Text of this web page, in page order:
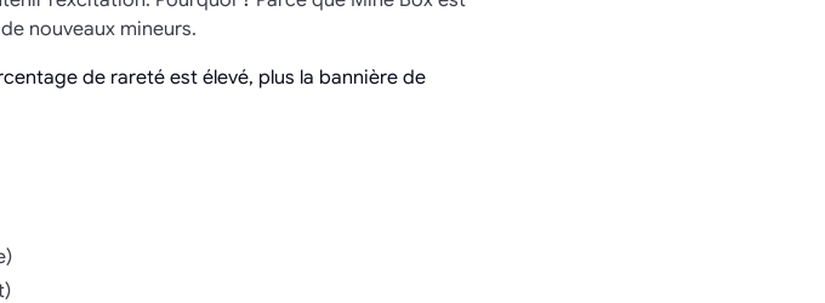
nouveaux mineurs.
de rareté est élevé, plus la bannière de